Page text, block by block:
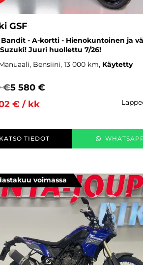
GSF
Bandit - A-kortti - Hienokuntoinen ja
Juuri huollettu 7/26!
Bensiini, 13 000 km Käytetty
€5 580 €
€ / kk
KATSO TIEDOT
voimassa